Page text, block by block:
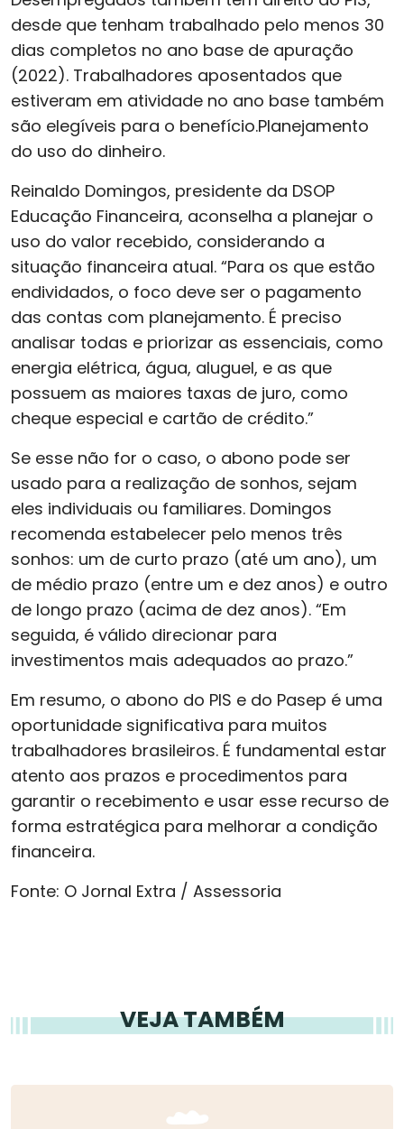
desde que tenham trabalhado pelo menos 30
dias completos no ano base de apuração
(2022). Trabalhadores aposentados que
estiveram em atividade no ano base também
são elegíveis para o benefício.Planejamento
do uso do dinheiro.
Reinaldo Domingos, presidente da DSOP
Educação Financeira, aconselha a planejar o
uso do valor recebido, considerando a
situação financeira atual. “Para os que estão
endividados, o foco deve ser o pagamento
das contas com planejamento. É preciso
analisar todas e priorizar as essenciais, como
energia elétrica, água, aluguel, e as que
possuem as maiores taxas de juro, como
cheque especial e cartão de crédito.”
Se esse não for o caso, o abono pode ser
usado para a realização de sonhos, sejam
eles individuais ou familiares. Domingos
recomenda estabelecer pelo menos três
sonhos: um de curto prazo (até um ano), um
de médio prazo (entre um e dez anos) e outro
de longo prazo (acima de dez anos). “Em
seguida, é válido direcionar para
investimentos mais adequados ao prazo.”
Em resumo, o abono do PIS e do Pasep é uma
oportunidade significativa para muitos
trabalhadores brasileiros. É fundamental estar
atento aos prazos e procedimentos para
garantir o recebimento e usar esse recurso de
forma estratégica para melhorar a condição
financeira.
Fonte: O Jornal Extra / Assessoria
VEJA TAMBÉM